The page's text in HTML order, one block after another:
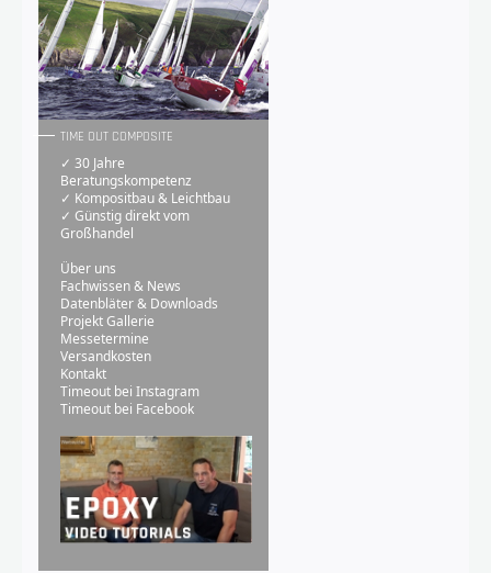
TIME OUT COMPOSITE
✓ 30 Jahre
Beratungskompetenz
✓ Kompositbau & Leichtbau
✓ Günstig direkt vom
Großhandel
Über uns
Fachwissen & News
Datenbläter & Downloads
Projekt Gallerie
Messetermine
Versandkosten
Kontakt
Timeout bei Instagram
Timeout bei Facebook